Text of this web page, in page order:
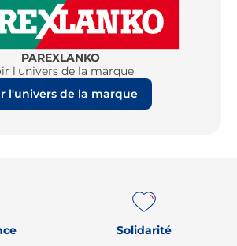
PAREXLANKO
l'univers de la marque
l'univers de la marque
Solidarité